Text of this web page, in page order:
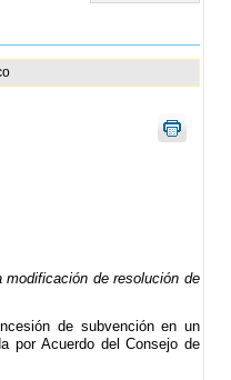
de resolución de
de subvención en un
por Acuerdo del Consejo de